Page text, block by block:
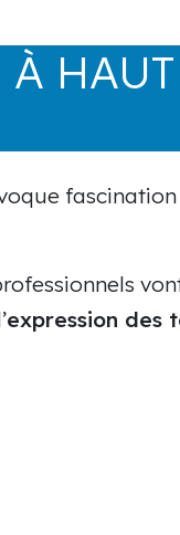
À HAUT
fascination
expression des